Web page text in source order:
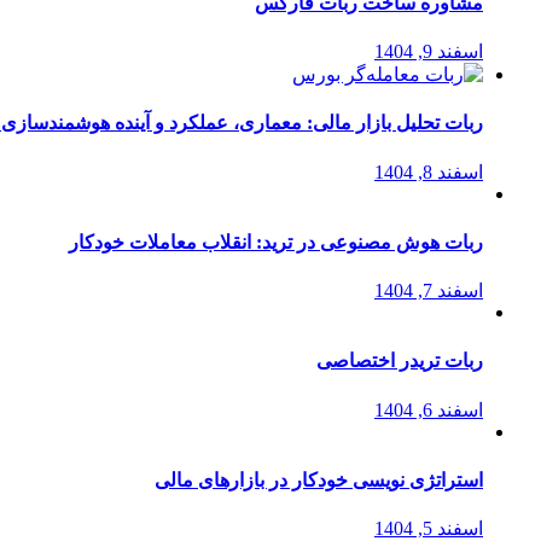
اسفند 9, 1404
ربات تحلیل بازار مالی: معماری، عملکرد و آینده
اسفند 8, 1404
ربات هوش مصنوعی در ترید: انقلاب معاملات خودکار
اسفند 7, 1404
ربات تریدر اختصاصی
اسفند 6, 1404
استراتژی‌ نویسی خودکار در بازارهای مالی
اسفند 5, 1404